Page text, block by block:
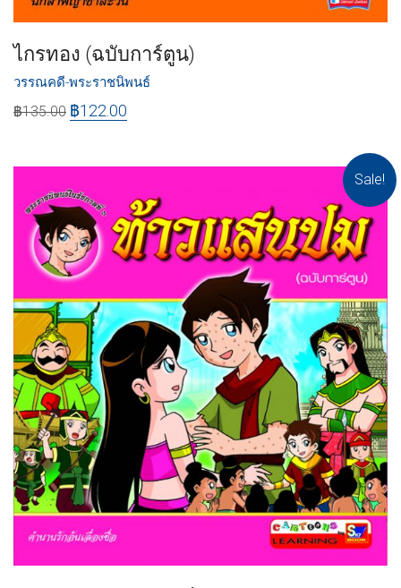
ไกรทอง (ฉบับการ์ตูน)
วรรณคดี-พระราชนิพนธ์
฿135.00 ฿122.00
Sale!